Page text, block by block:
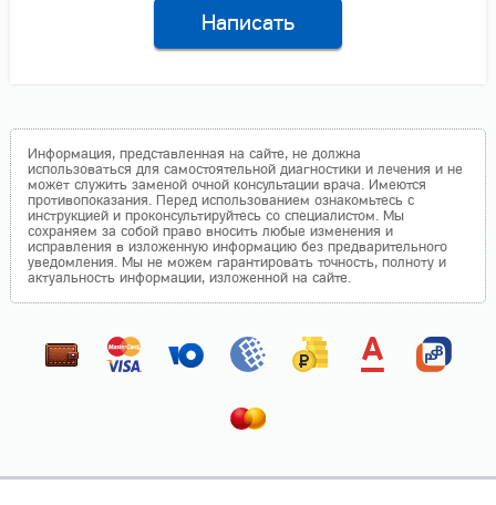
Написать
Информация, представленная на сайте, не должна
использоваться для самостоятельной диагностики и лечения и не
может служить заменой очной консультации врача. Имеются
противопоказания. Перед использованием ознакомьтесь с
инструкцией и проконсультируйтесь со специалистом. Мы
сохраняем за собой право вносить любые изменения и
исправления в изложенную информацию без предварительного
уведомления. Мы не можем гарантировать точность, полноту и
актуальность информации, изложенной на сайте.